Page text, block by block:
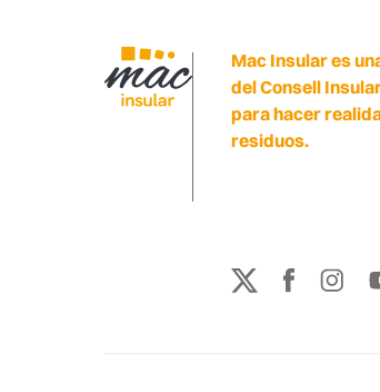
Mac Insular es
del Consell
para hacer
residuos.